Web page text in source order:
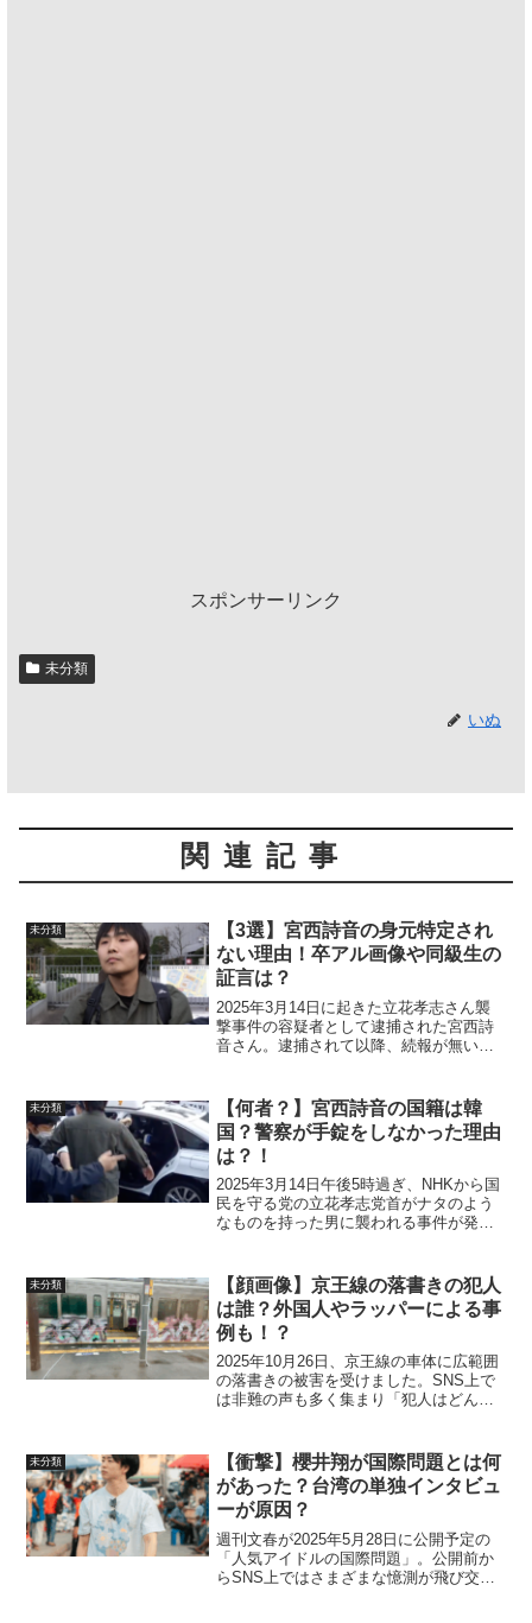
スポンサーリンク
未分類
いぬ
関連記事
未分類
【3選】宮西詩音の身元特定され
ない理由！卒アル画像や同級生の
証言は？
2025年3月14日に起きた立花孝志さん襲
撃事件の容疑者として逮捕された宮西詩
音さん。逮捕されて以降、続報が無いこ
像や同級生による証言について身元が特
定されていない理...
未分類
【何者？】宮西詩音の国籍は韓
国？警察が手錠をしなかった理由
は？！
2025年3月14日午後5時過ぎ、NHKから国
民を守る党の立花孝志党首がナタのよう
なものを持った男に襲われる事件が発生
は様々な憶測が飛び交っています。犯行
動機や顔...
未分類
【顔画像】京王線の落書きの犯人
は誰？外国人やラッパーによる事
例も！？
2025年10月26日、京王線の車体に広範囲
の落書きの被害を受けました。SNS上で
は非難の声も多く集まり「犯人はどんな
方も多いのでは無いでしょうか。この記
事では京王線の...
未分類
【衝撃】櫻井翔が国際問題とは何
があった？台湾の単独インタビュ
ーが原因？
週刊文春が2025年5月28日に公開予定の
「人気アイドルの国際問題」。公開前か
らSNS上ではさまざまな憶測が飛び交